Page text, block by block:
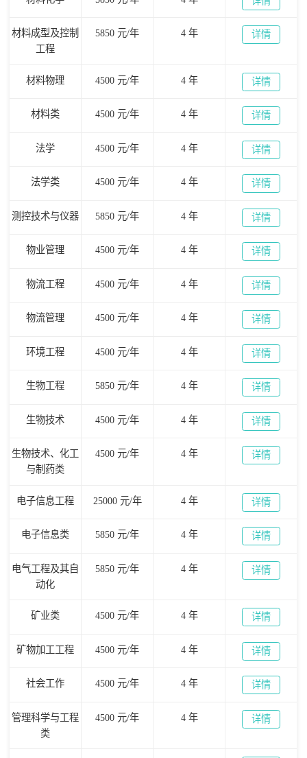
材料成型及控制
工程
5850 元/年 4 年 详情
材料物理 4500 元/年 4 年 详情
材料类 4500 元/年 4 年 详情
法学 4500 元/年 4 年 详情
法学类 4500 元/年 4 年 详情
测控技术与仪器 5850 元/年 4 年 详情
物业管理 4500 元/年 4 年 详情
物流工程 4500 元/年 4 年 详情
物流管理 4500 元/年 4 年 详情
环境工程 4500 元/年 4 年 详情
生物工程 5850 元/年 4 年 详情
生物技术 4500 元/年 4 年 详情
生物技术、化工
与制药类
4500 元/年 4 年 详情
电子信息工程 25000 元/年 4 年 详情
电子信息类 5850 元/年 4 年 详情
电气工程及其自
动化
5850 元/年 4 年 详情
矿业类 4500 元/年 4 年 详情
矿物加工工程 4500 元/年 4 年 详情
社会工作 4500 元/年 4 年 详情
管理科学与工程
类
4500 元/年 4 年 详情